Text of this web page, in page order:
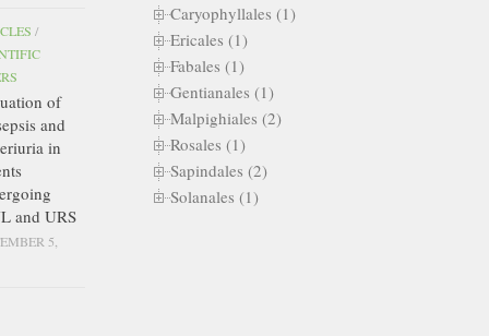
Caryophyllales (1)
Ericales (1)
Fabales (1)
Gentianales (1)
Malpighiales (2)
Rosales (1)
Sapindales (2)
Solanales (1)
/
of
and
in
and URS
5,